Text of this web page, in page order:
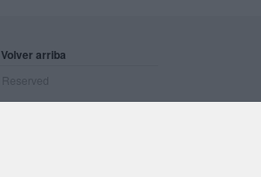
Volver arriba